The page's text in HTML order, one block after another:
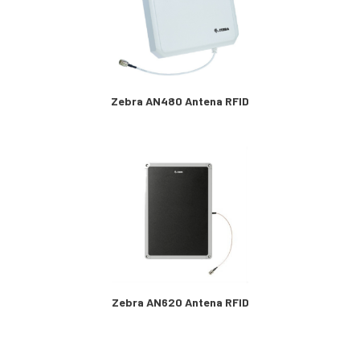
Zebra AN480 Antena RFID
Zebra AN620 Antena RFID